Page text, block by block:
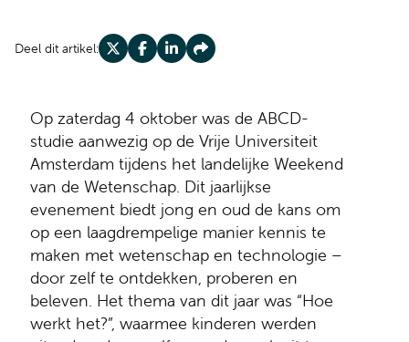
Deel dit artikel: Deel op XDeel op Facebook
Deel op LinkedIn
Deel op Share
Op zaterdag 4 oktober was de ABCD-
studie aanwezig op de Vrije Universiteit
Amsterdam tijdens het landelijke Weekend
van de Wetenschap. Dit jaarlijkse
evenement biedt jong en oud de kans om
op een laagdrempelige manier kennis te
maken met wetenschap en technologie –
door zelf te ontdekken, proberen en
beleven. Het thema van dit jaar was “Hoe
werkt het?”, waarmee kinderen werden